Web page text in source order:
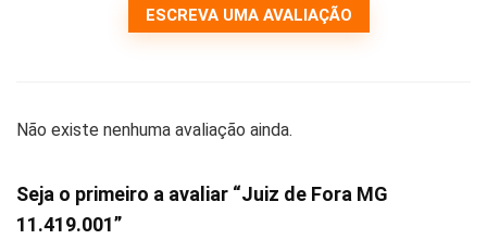
ESCREVA UMA AVALIAÇÃO
Não existe nenhuma avaliação ainda.
Seja o primeiro a avaliar “Juiz de Fora MG
11.419.001”